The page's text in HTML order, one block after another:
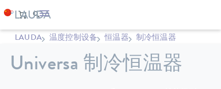
LAUDA 温度控制设备 恒温器 制冷恒温器
Universa 制冷恒温器